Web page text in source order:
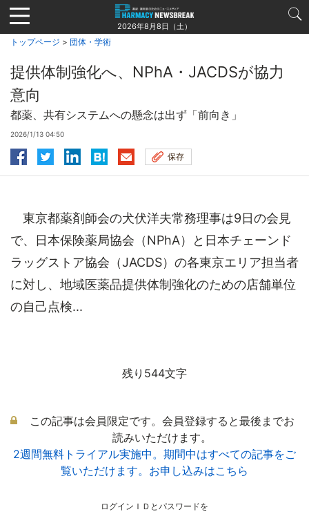
Jump
to
navigation
2026年8月8日（土）
トップページ > 団体・学術
提供体制強化へ、NPhA・JACDSが協力
意向
都薬、共有システムへの懸念は出ず「前向き」
2026/1/13 04:50
保存
東京都薬剤師会の犬伏洋夫常務理事は9日の会見
で、日本保険薬局協会（NPhA）と日本チェーンド
ラッグストア協会（JACDS）の各東京エリア担当者
に対し、地域医薬品提供体制強化のための店舗単位
の自己点検...
残り544文字
この記事は会員限定です。会員登録すると最後までお
読みいただけます。
2週間無料トライアル実施中。期間中はすべての記事をご
覧いただけます。お申し込みはこちら
ログインＩＤとパスワードを